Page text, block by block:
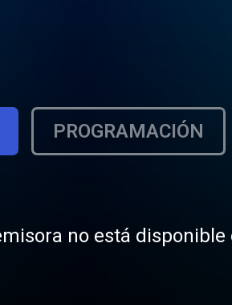
PROGRAMACIÓN
no está